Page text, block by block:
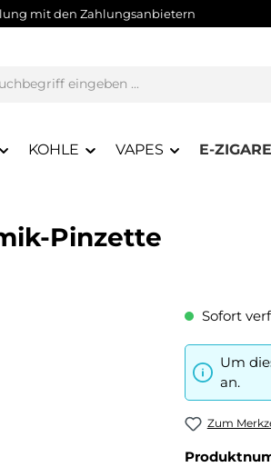
mit den Zahlungsanbietern
KOHLE VAPES E-
Pinzette
Sofort
Um
an.
Zum